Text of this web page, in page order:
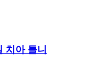
치아 틀니